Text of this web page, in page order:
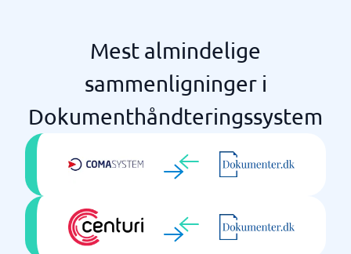
Mest almindelige
sammenligninger i
Dokumenthåndteringssystem